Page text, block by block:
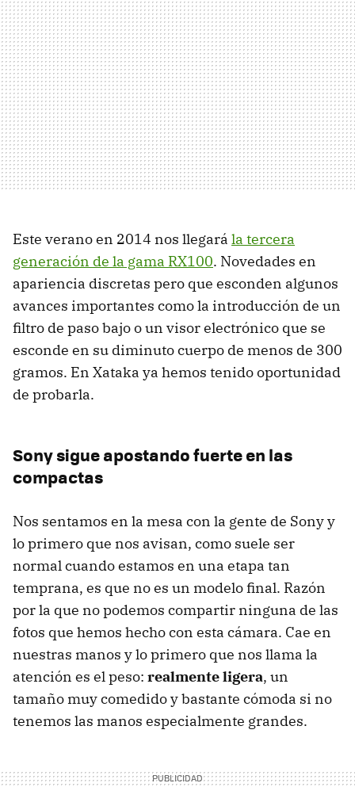
Este verano en 2014 nos llegará la tercera
generación de la gama RX100. Novedades en
apariencia discretas pero que esconden algunos
avances importantes como la introducción de un
filtro de paso bajo o un visor electrónico que se
esconde en su diminuto cuerpo de menos de 300
gramos. En Xataka ya hemos tenido oportunidad
de probarla.
Sony sigue apostando fuerte en las
compactas
Nos sentamos en la mesa con la gente de Sony y
lo primero que nos avisan, como suele ser
normal cuando estamos en una etapa tan
temprana, es que no es un modelo final. Razón
por la que no podemos compartir ninguna de las
fotos que hemos hecho con esta cámara. Cae en
nuestras manos y lo primero que nos llama la
atención es el peso: realmente ligera, un
tamaño muy comedido y bastante cómoda si no
tenemos las manos especialmente grandes.